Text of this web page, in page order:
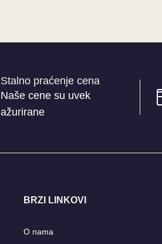
Stalno praćenje cena
Naše cene su uvek
ažurirane
BRZI LINKOVI
O nama